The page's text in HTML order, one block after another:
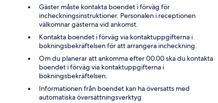
Gäster måste kontakta boendet i förväg för
incheckningsinstruktioner. Personalen i receptionen
välkomnar gästerna vid ankomst.
Kontakta boendet i förväg via kontaktuppgifterna i
bokningsbekräftelsen för att arrangera incheckning.
Om du planerar att ankomma efter 00.00 ska du kontakta
boendet i förväg via kontaktuppgifterna i
bokningsbekräftelsen.
Informationen från boendet kan ha översatts med
automatiska översättningsverktyg